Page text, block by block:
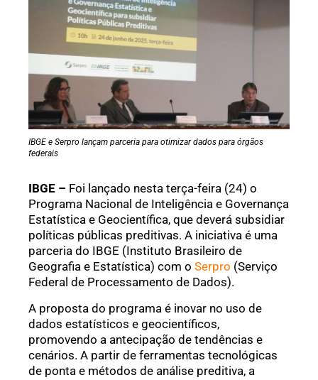
IBGE e Serpro lançam parceria para otimizar dados para órgãos
federais
IBGE – Foi lançado nesta terça-feira (24) o
Programa Nacional de Inteligência e Governança
Estatística e Geocientífica, que deverá subsidiar
políticas públicas preditivas. A iniciativa é uma
parceria do IBGE (Instituto Brasileiro de
Geografia e Estatística) com o Serpro (Serviço
Federal de Processamento de Dados).
A proposta do programa é inovar no uso de
dados estatísticos e geocientíficos,
promovendo a antecipação de tendências e
cenários. A partir de ferramentas tecnológicas
de ponta e métodos de análise preditiva, a